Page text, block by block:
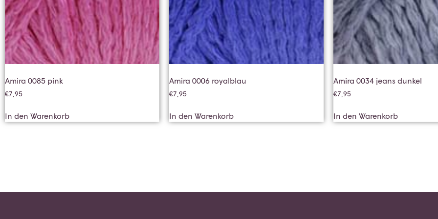
Amira 0085 pink
€7,95
In den Warenkorb
Amira 0006 royalblau
€7,95
In den Warenkorb
Amira 0034 jeans dunkel
€7,95
In den Warenkorb